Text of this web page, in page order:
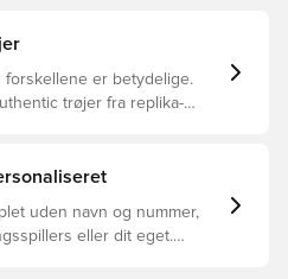
forskellene er betydelige.
trøjer fra replika-
uden navn og nummer,
eller dit eget.